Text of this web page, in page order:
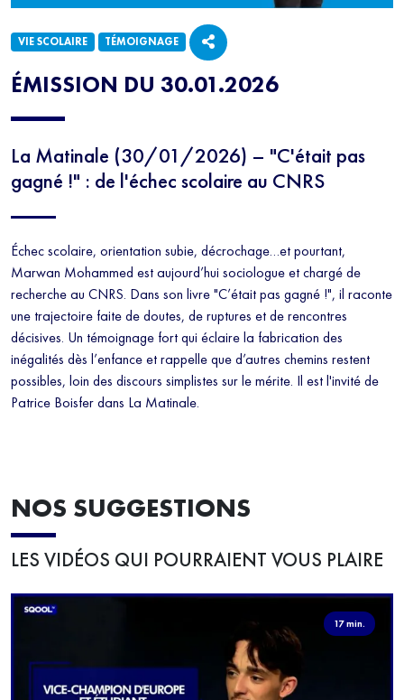
ÉMISSION DU 30.01.2026
La Matinale (30/01/2026) – "C'était pas
gagné !" : de l'échec scolaire au CNRS
Échec scolaire, orientation subie, décrochage…et pourtant,
Marwan Mohammed est aujourd’hui sociologue et chargé de
recherche au CNRS. Dans son livre "C’était pas gagné !", il raconte
une trajectoire faite de doutes, de ruptures et de rencontres
décisives. Un témoignage fort qui éclaire la fabrication des
inégalités dès l’enfance et rappelle que d’autres chemins restent
possibles, loin des discours simplistes sur le mérite. Il est l'invité de
Patrice Boisfer dans La Matinale.
VIE SCOLAIRE TÉMOIGNAGE
NOS SUGGESTIONS
LES VIDÉOS QUI POURRAIENT VOUS PLAIRE
17 min.